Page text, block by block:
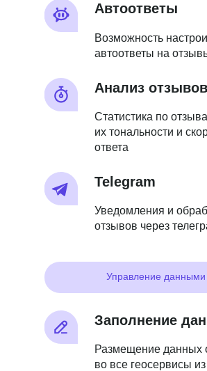
Автоответы
Возможность
автоответы на
Анализ отзывов
Telegram
Статистика по
их тональности и
ответа
Уведомления и
отзывов через
Заполнение
Размещение данных
во все геосервисы
Управление данными